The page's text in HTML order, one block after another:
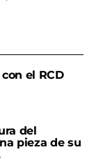
el RCD
del
pieza de su